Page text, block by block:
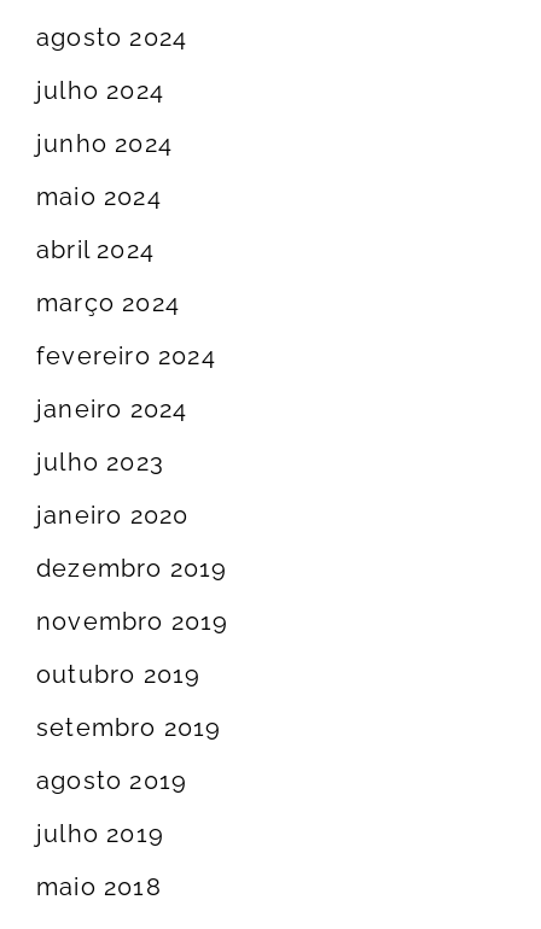
agosto 2024
julho 2024
junho 2024
maio 2024
abril 2024
março 2024
fevereiro 2024
janeiro 2024
julho 2023
janeiro 2020
dezembro 2019
novembro 2019
outubro 2019
setembro 2019
agosto 2019
julho 2019
maio 2018